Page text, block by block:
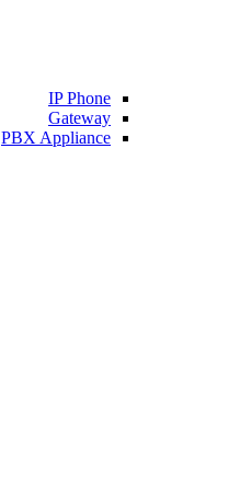
IP Phone
Gateway
PBX Appliance